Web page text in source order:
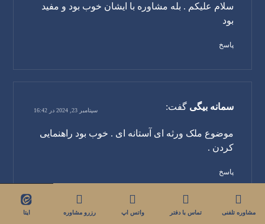
سلام علیکم . بله مشاوره با ایشان خوب بود و مفید
بود
پاسخ
سمانه بیگی گفت: سپتامبر 23, 2024 در 16:42
موضوع ملک ورثه ای آستانه ای . خوب بود راهنمایی
کردن .
پاسخ
مشاوره تلفنی تماس با دفتر واتس اپ رزرو مشاوره ایتا